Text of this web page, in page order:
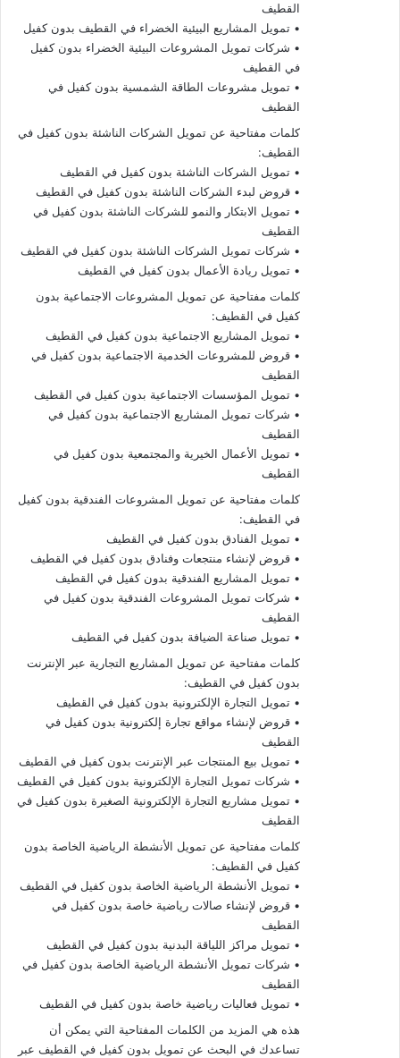
القطيف
• تمويل المشاريع البيئية الخضراء في القطيف بدون كفيل
• شركات تمويل المشروعات البيئية الخضراء بدون كفيل
في القطيف
• تمويل مشروعات الطاقة الشمسية بدون كفيل في
القطيف
كلمات مفتاحية عن تمويل الشركات الناشئة بدون كفيل في
القطيف:
• تمويل الشركات الناشئة بدون كفيل في القطيف
• قروض لبدء الشركات الناشئة بدون كفيل في القطيف
• تمويل الابتكار والنمو للشركات الناشئة بدون كفيل في
القطيف
• شركات تمويل الشركات الناشئة بدون كفيل في القطيف
• تمويل ريادة الأعمال بدون كفيل في القطيف
كلمات مفتاحية عن تمويل المشروعات الاجتماعية بدون
كفيل في القطيف:
• تمويل المشاريع الاجتماعية بدون كفيل في القطيف
• قروض للمشروعات الخدمية الاجتماعية بدون كفيل في
القطيف
• تمويل المؤسسات الاجتماعية بدون كفيل في القطيف
• شركات تمويل المشاريع الاجتماعية بدون كفيل في
القطيف
• تمويل الأعمال الخيرية والمجتمعية بدون كفيل في
القطيف
كلمات مفتاحية عن تمويل المشروعات الفندقية بدون كفيل
في القطيف:
• تمويل الفنادق بدون كفيل في القطيف
• قروض لإنشاء منتجعات وفنادق بدون كفيل في القطيف
• تمويل المشاريع الفندقية بدون كفيل في القطيف
• شركات تمويل المشروعات الفندقية بدون كفيل في
القطيف
• تمويل صناعة الضيافة بدون كفيل في القطيف
كلمات مفتاحية عن تمويل المشاريع التجارية عبر الإنترنت
بدون كفيل في القطيف:
• تمويل التجارة الإلكترونية بدون كفيل في القطيف
• قروض لإنشاء مواقع تجارة إلكترونية بدون كفيل في
القطيف
• تمويل بيع المنتجات عبر الإنترنت بدون كفيل في القطيف
• شركات تمويل التجارة الإلكترونية بدون كفيل في القطيف
• تمويل مشاريع التجارة الإلكترونية الصغيرة بدون كفيل في
القطيف
كلمات مفتاحية عن تمويل الأنشطة الرياضية الخاصة بدون
كفيل في القطيف:
• تمويل الأنشطة الرياضية الخاصة بدون كفيل في القطيف
• قروض لإنشاء صالات رياضية خاصة بدون كفيل في
القطيف
• تمويل مراكز اللياقة البدنية بدون كفيل في القطيف
• شركات تمويل الأنشطة الرياضية الخاصة بدون كفيل في
القطيف
• تمويل فعاليات رياضية خاصة بدون كفيل في القطيف
هذه هي المزيد من الكلمات المفتاحية التي يمكن أن
تساعدك في البحث عن تمويل بدون كفيل في القطيف عبر